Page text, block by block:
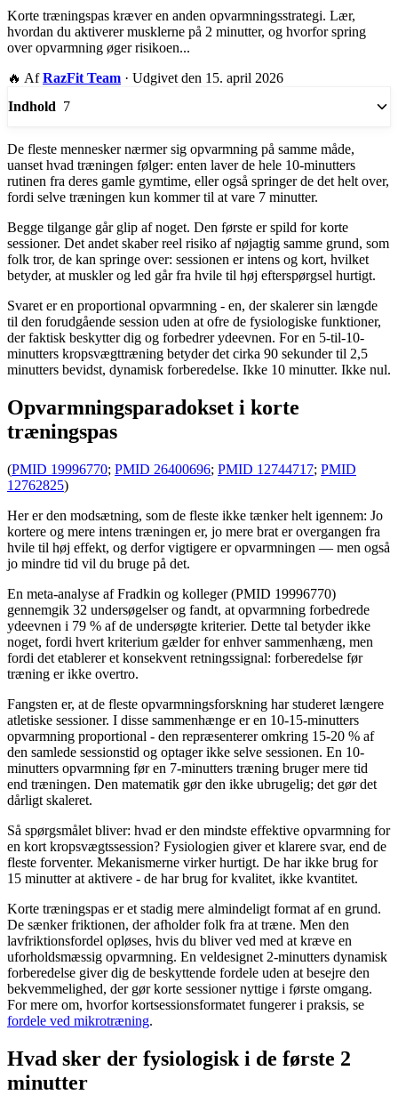
Korte træningspas kræver en anden opvarmningsstrategi. Lær,
hvordan du aktiverer musklerne på 2 minutter, og hvorfor spring
over opvarmning øger risikoen...
🔥 AfRazFit Team · Udgivet den 15. april 2026
Indhold 7
De fleste mennesker nærmer sig opvarmning på samme måde,
uanset hvad træningen følger: enten laver de hele 10-minutters
rutinen fra deres gamle gymtime, eller også springer de det helt over,
fordi selve træningen kun kommer til at vare 7 minutter.
Begge tilgange går glip af noget. Den første er spild for korte
sessioner. Det andet skaber reel risiko af nøjagtig samme grund, som
folk tror, ​​de kan springe over: sessionen er intens og kort, hvilket
betyder, at muskler og led går fra hvile til høj efterspørgsel hurtigt.
Svaret er en proportional opvarmning - en, der skalerer sin længde
til den forudgående session uden at ofre de fysiologiske funktioner,
der faktisk beskytter dig og forbedrer ydeevnen. For en 5-til-10-
minutters kropsvægttræning betyder det cirka 90 sekunder til 2,5
minutters bevidst, dynamisk forberedelse. Ikke 10 minutter. Ikke nul.
Opvarmningsparadokset i korte
træningspas
(PMID 19996770; PMID 26400696; PMID 12744717; PMID
12762825)
Her er den modsætning, som de fleste ikke tænker helt igennem: Jo
kortere og mere intens træningen er, jo mere brat er overgangen fra
hvile til høj effekt, og derfor vigtigere er opvarmningen — men også
jo mindre tid vil du bruge på det.
En meta-analyse af Fradkin og kolleger (PMID 19996770)
gennemgik 32 undersøgelser og fandt, at opvarmning forbedrede
ydeevnen i 79 % af de undersøgte kriterier. Dette tal betyder ikke
noget, fordi hvert kriterium gælder for enhver sammenhæng, men
fordi det etablerer et konsekvent retningssignal: forberedelse før
træning er ikke overtro.
Fangsten er, at de fleste opvarmningsforskning har studeret længere
atletiske sessioner. I disse sammenhænge er en 10-15-minutters
opvarmning proportional - den repræsenterer omkring 15-20 % af
den samlede sessionstid og optager ikke selve sessionen. En 10-
minutters opvarmning før en 7-minutters træning bruger mere tid
end træningen. Den matematik gør den ikke ubrugelig; det gør det
dårligt skaleret.
Så spørgsmålet bliver: hvad er den mindste effektive opvarmning for
en kort kropsvægtssession? Fysiologien giver et klarere svar, end de
fleste forventer. Mekanismerne virker hurtigt. De har ikke brug for
15 minutter at aktivere - de har brug for kvalitet, ikke kvantitet.
Korte træningspas er et stadig mere almindeligt format af en grund.
De sænker friktionen, der afholder folk fra at træne. Men den
lavfriktionsfordel opløses, hvis du bliver ved med at kræve en
uforholdsmæssig opvarmning. En veldesignet 2-minutters dynamisk
forberedelse giver dig de beskyttende fordele uden at besejre den
bekvemmelighed, der gør korte sessioner nyttige i første omgang.
For mere om, hvorfor kortsessionsformatet fungerer i praksis, se
fordele ved mikrotræning.
Hvad sker der fysiologisk i de første 2
minutter